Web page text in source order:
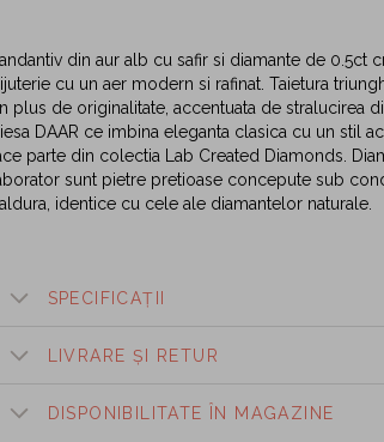
din aur alb cu safir si diamante de 0.5ct
cu un aer modern si rafinat. Taietura
plus de originalitate, accentuata de stralucirea
DAAR ce imbina eleganta clasica cu un stil
parte din colectia Lab Created Diamonds.
sunt pietre pretioase concepute sub
identice cu cele ale diamantelor naturale.
SPECIFICAȚII
LIVRARE ȘI RETUR
DISPONIBILITATE ÎN MAGAZINE